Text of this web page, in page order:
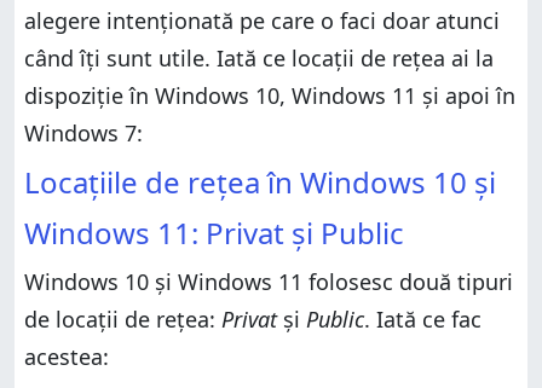
alegere intenționată pe care o faci doar atunci
când îți sunt utile. Iată ce locații de rețea ai la
dispoziție în Windows 10, Windows 11 și apoi în
Windows 7:
Locațiile de rețea în Windows 10 și
Windows 11: Privat și Public
Windows 10 și Windows 11 folosesc două tipuri
de locații de rețea: Privatși Public. Iată ce fac
acestea: